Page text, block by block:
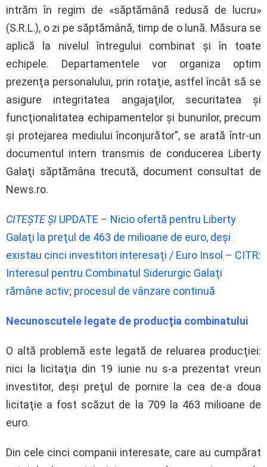
intrăm în regim de «săptămână redusă de lucru»
(S.R.L.), o zi pe săptămână, timp de o lună. Măsura se
aplică la nivelul întregului combinat şi în toate
echipele. Departamentele vor organiza optim
prezenţa personalului, prin rotaţie, astfel încât să se
asigure integritatea angajaţilor, securitatea şi
funcţionalitatea echipamentelor şi bunurilor, precum
şi protejarea mediului înconjurător”, se arată într-un
documentul intern transmis de conducerea Liberty
Galaţi săptămâna trecută, document consultat de
News.ro.
CITEȘTE ȘI UPDATE – Nicio ofertă pentru Liberty
Galaţi la preţul de 463 de milioane de euro, deşi
existau cinci investitori interesaţi / Euro Insol – CITR:
Interesul pentru Combinatul Siderurgic Galaţi
rămâne activ; procesul de vânzare continuă
Necunoscutele legate de producţia combinatului
O altă problemă este legată de reluarea producţiei:
nici la licitaţia din 19 iunie nu s-a prezentat vreun
investitor, deşi preţul de pornire la cea de-a doua
licitaţie a fost scăzut de la 709 la 463 milioane de
euro.
Din cele cinci companii interesate, care au cumpărat